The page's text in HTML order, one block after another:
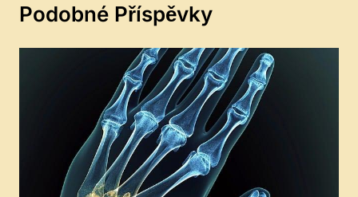
Podobné Příspěvky